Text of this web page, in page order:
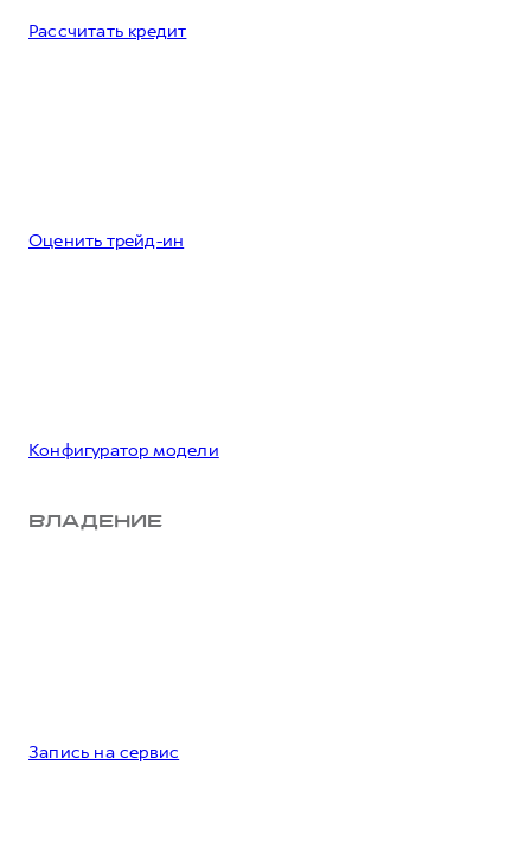
Рассчитать кредит
Оценить трейд-ин
Конфигуратор модели
ВЛАДЕНИЕ
Запись на сервис